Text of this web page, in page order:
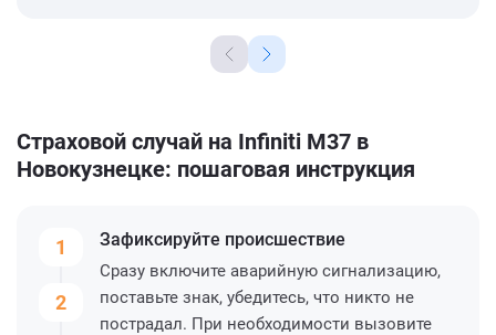
Страховой случай на Infiniti M37 в
Новокузнецке: пошаговая инструкция
1
2
Зафиксируйте происшествие
Сразу включите аварийную сигнализацию,
поставьте знак, убедитесь, что никто не
пострадал. При необходимости вызовите